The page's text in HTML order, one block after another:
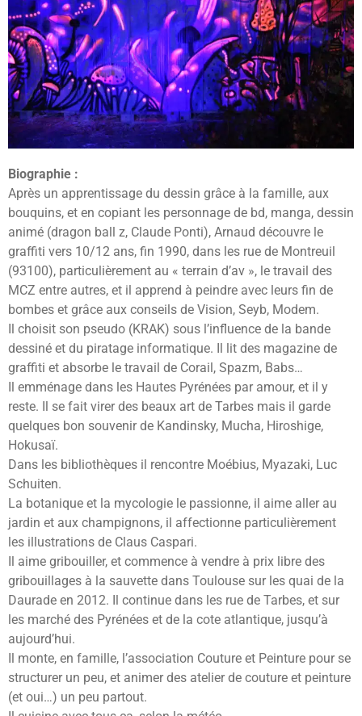
Biographie :
Après un apprentissage du dessin grâce à la famille, aux
bouquins, et en copiant les personnage de bd, manga, dessin
animé (dragon ball z, Claude Ponti), Arnaud découvre le
graffiti vers 10/12 ans, fin 1990, dans les rue de Montreuil
(93100), particulièrement au « terrain d’av », le travail des
MCZ entre autres, et il apprend à peindre avec leurs fin de
bombes et grâce aux conseils de Vision, Seyb, Modem.
Il choisit son pseudo (KRAK) sous l’influence de la bande
dessiné et du piratage informatique. Il lit des magazine de
graffiti et absorbe le travail de Corail, Spazm, Babs…
Il emménage dans les Hautes Pyrénées par amour, et il y
reste. Il se fait virer des beaux art de Tarbes mais il garde
quelques bon souvenir de Kandinsky, Mucha, Hiroshige,
Hokusaï.
Dans les bibliothèques il rencontre Moébius, Myazaki, Luc
Schuiten.
La botanique et la mycologie le passionne, il aime aller au
jardin et aux champignons, il affectionne particulièrement
les illustrations de Claus Caspari.
Il aime gribouiller, et commence à vendre à prix libre des
gribouillages à la sauvette dans Toulouse sur les quai de la
Daurade en 2012. Il continue dans les rue de Tarbes, et sur
les marché des Pyrénées et de la cote atlantique, jusqu’à
aujourd’hui.
Il monte, en famille, l’association Couture et Peinture pour se
structurer un peu, et animer des atelier de couture et peinture
(et oui…) un peu partout.